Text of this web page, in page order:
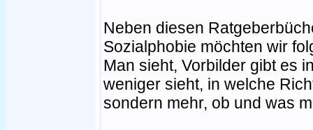
Neben diesen
Sozialphobie möchten wir
Man sieht, Vorbilder gibt es
weniger sieht, in welche
sondern mehr, ob und was